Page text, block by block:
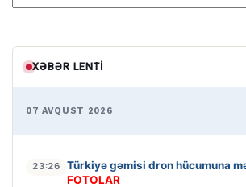
XƏBƏR LENTI
07 AVQUST 2026
23:26 Türkiyə gəmisi dron hücumuna
FOTOLAR